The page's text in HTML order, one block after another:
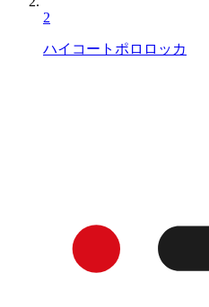
2
ハイコートポロロッカ